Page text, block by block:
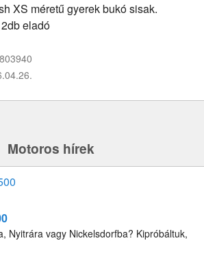
XS méretű gyerek bukó sisak.
eladó
Motoros hírek
Nyitrára vagy Nickelsdorfba? Kipróbáltuk,